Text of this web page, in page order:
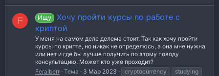
F Ищу
Хочу пройти курсы по работе с
криптой
У меня на самом деле делема стоит. Так как хочу пройти
курсы по крипте, но никак не определюсь, а она мне нужна
или нет и где бы лучше получить по этому поводу
консультацию. Может кто уже проходит?
Feralberr Тема 3 Мар 2023 cryptocurrency
studying